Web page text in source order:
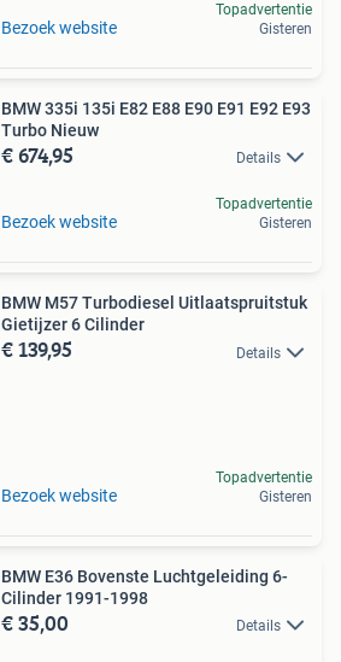
Bezoek website
Topadvertentie
Gisteren
BMW 335i 135i E82 E88 E90 E91 E92 E93
Turbo Nieuw
€ 674,95 Details
Bezoek website
Topadvertentie
Gisteren
BMW M57 Turbodiesel Uitlaatspruitstuk
Gietijzer 6 Cilinder
€ 139,95 Details
Bezoek website
Topadvertentie
Gisteren
BMW E36 Bovenste Luchtgeleiding 6-
Cilinder 1991-1998
€ 35,00 Details